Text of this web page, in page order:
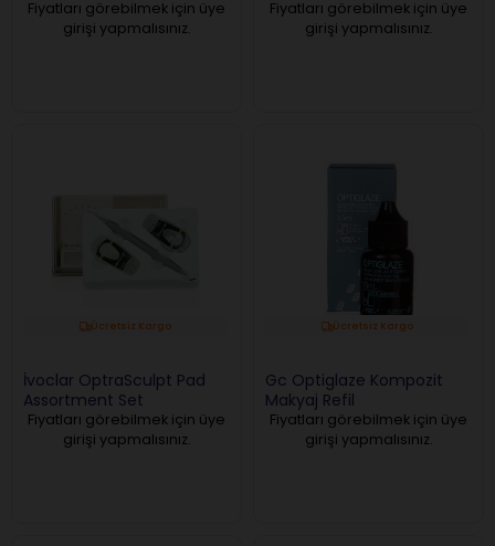
Nemlendirme Rezini
Fiyatları görebilmek için üye
girişi yapmalısınız.
Fiyatları görebilmek için üye
girişi yapmalısınız.
Ücretsiz Kargo
İvoclar OptraSculpt Pad
Assortment Set
Fiyatları görebilmek için üye
girişi yapmalısınız.
Ücretsiz Kargo
Gc Optiglaze Kompozit
Makyaj Refil
Fiyatları görebilmek için üye
girişi yapmalısınız.